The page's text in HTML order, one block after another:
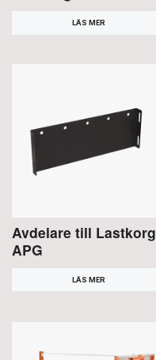
LÄS MER
Avdelare till Lastkorg
APG
LÄS MER